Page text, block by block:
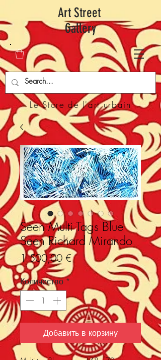
Art Street
Gallery
Le Store de l'art urbain
Seen Multi Tags Blue
Seen Richard Mirando
1 500,00 €Цена
Количество*
Добавить в корзину